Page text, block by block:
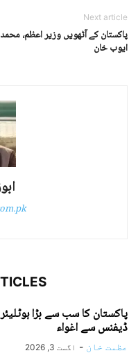
Next article
پاکستان کے آٹھویں وزیر اعظم، محمد
ایوب خان
پاکستان کا سب سے بڑا
ڈیفنس سے اغواء
عظمت خان - اگست 3, 2026